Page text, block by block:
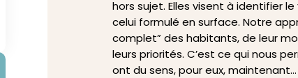
hors sujet. Elles visent à identifier
celui formulé en surface. Notre
complet” des habitants, de leur
leurs priorités. C’est ce qui nous
ont du sens, pour eux,